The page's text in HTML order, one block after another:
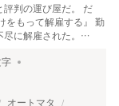
評判の運び屋だ。 だ
をもって解雇する』 勤
尽に解雇された。…
オートマタ